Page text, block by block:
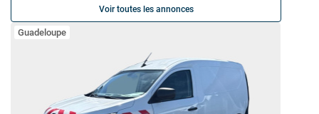
Voir toutes les annonces
Guadeloupe